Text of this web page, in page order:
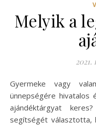
Melyik a
Gyermeke vagy valamelyik ismerős fiatal ballagási
ünnepségére hivatalos
ajándéktárgyat
segítségét választotta,